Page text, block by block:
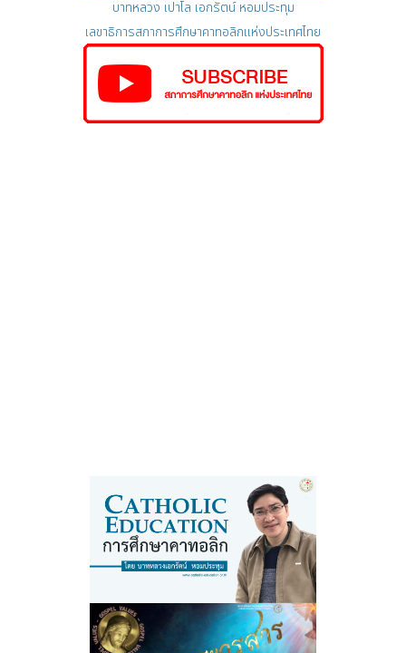
บาทหลวง เปาโล เอกรัตน์ หอมประทุม
เลขาธิการสภาการศึกษาคาทอลิกแห่งประเทศไทย